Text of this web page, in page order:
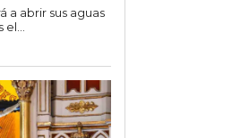
a abrir sus aguas